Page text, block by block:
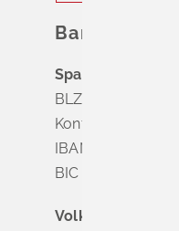
Sparkasse
BLZ 683 518 65
Konto Nr. 8 028
IBAN DE63 6835
BIC
Volksbank